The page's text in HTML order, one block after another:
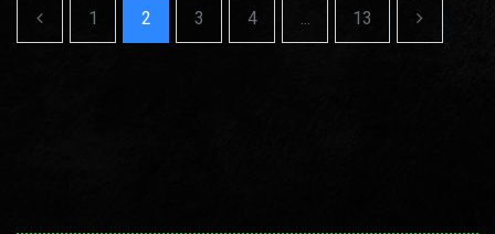
1 2 3 4 ... 13